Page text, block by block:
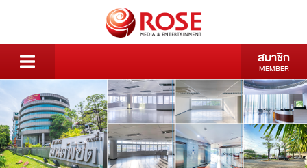
สมาชิก
MEMBER